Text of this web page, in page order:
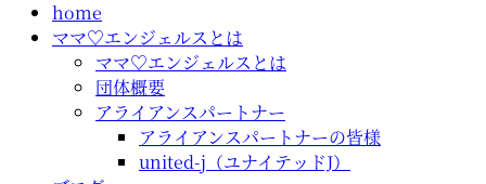
home
ママ♡エンジェルスとは
ママ♡エンジェルスとは
団体概要
アライアンスパートナー
アライアンスパートナーの皆様
united-j（ユナイテッドJ）